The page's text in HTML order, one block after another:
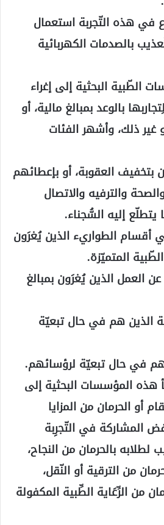
في هذه التّجربة استعمال
بالصدمات الكهربائية
الطّبية البحثية إلى إغراء
بالوعد بمبالغ مالية، أو
غير ذلك، وأشهر الفئات
بتخفيف العقوبة، أو بإعطائهم
والترفيه والاتصال
إليه السُّجناء.
أقسام الطواريء الذين يُغرَون
المتميّزة.
عن العمل الذين يُغرَون بمبالغ
الذين هم في حال تبعيّة
هذه المؤسسات البحثية إلى
أو الحرمان من المزايا
المشاركة في التّجرِبة
لطلابه بالحرمان من النجاح،
من الترقية أو النّقل،
من الرِّعَاية الطِّبية المكفولة